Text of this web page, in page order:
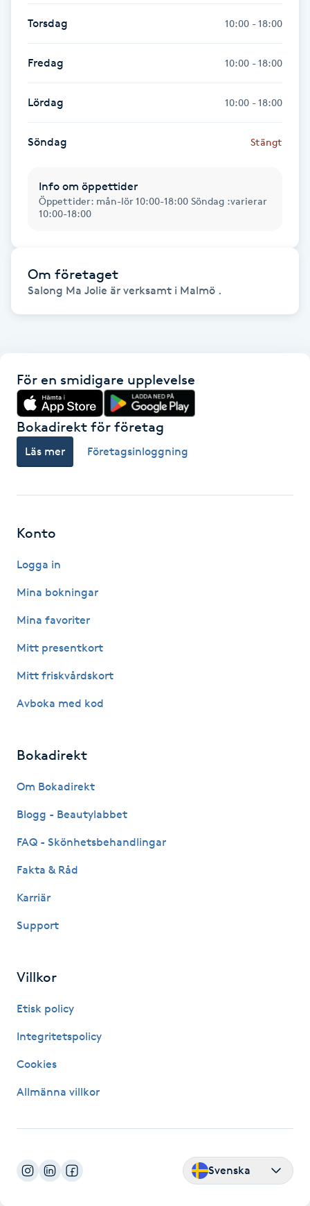
Gel naglar
Gelenaglar
Gellack
Gellack med förstärkning
Gravidmassage
Headspa
Healing
Hot Stone Massage
Hudföryngring
Huduppstramning
Hudvård
Hyaluronsyra
Hyperhidros
Hypnos
Hårborttagning
Hårförlängning
Hårvård
Hälsa
Hälsprickor
Torsdag 10:00 - 18:00
Fredag 10:00 - 18:00
Lördag 10:00 - 18:00
Söndag Stängt
Info om öppettider
Öppettider: mån-lör 10:00-18:00 Söndag :varierar
10:00-18:00
Om företaget
Salong Ma Jolie är verksamt i Malmö .
För en smidigare upplevelse
Bokadirekt för företag
Läs mer Företagsinloggning
Konto
Logga in
Mina bokningar
Mina favoriter
Mitt presentkort
Mitt friskvårdskort
Avboka med kod
Bokadirekt
Om Bokadirekt
Blogg - Beautylabbet
FAQ - Skönhetsbehandlingar
Fakta & Råd
Karriär
Support
Villkor
Etisk policy
Integritetspolicy
Cookies
Allmänna villkor
Svenska